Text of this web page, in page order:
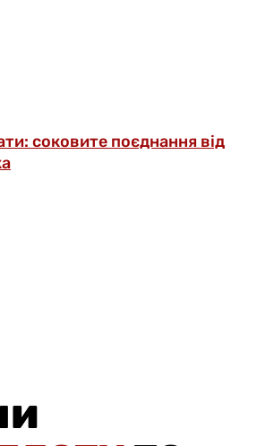
соковите поєднання від